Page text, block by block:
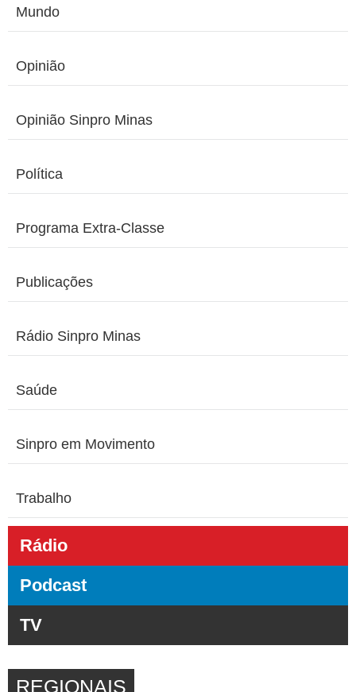
Mundo
Opinião
Opinião Sinpro Minas
Política
Programa Extra-Classe
Publicações
Rádio Sinpro Minas
Saúde
Sinpro em Movimento
Trabalho
Rádio
Podcast
TV
REGIONAIS